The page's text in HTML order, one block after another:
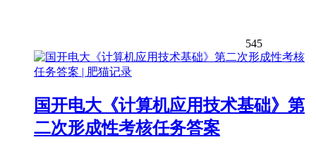
545
国开电大《计算机应用技术基础》第
二次形成性考核任务答案